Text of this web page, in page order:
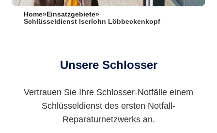
Home» Einsatzgebiete»
Schlüsseldienst Iserlohn Löbbeckenkopf
Unsere Schlosser
Vertrauen Sie Ihre Schlosser-Notfälle einem
Schlüsseldienst des ersten Notfall-
Reparaturnetzwerks an.